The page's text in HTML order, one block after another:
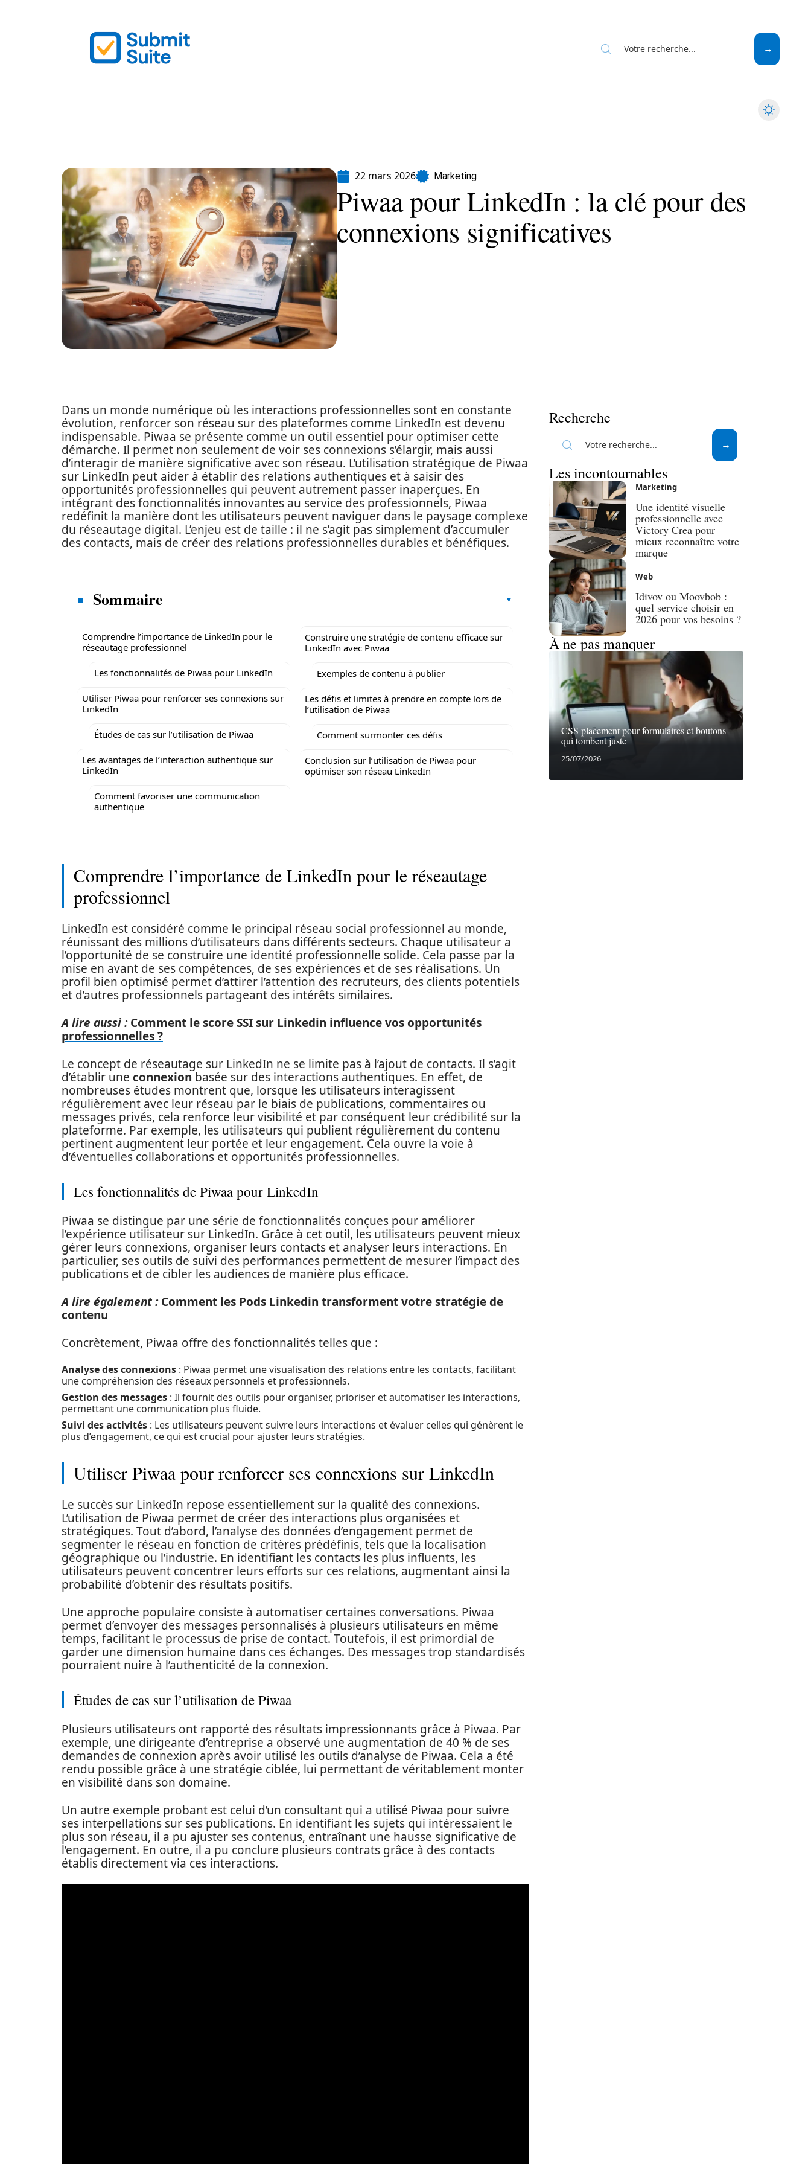
22 mars 2026 Marketing
Piwaa pour LinkedIn : la clé pour des
connexions significatives
Dans un monde numérique où les interactions professionnelles sont en constante
évolution, renforcer son réseau sur des plateformes comme LinkedIn est devenu
indispensable. Piwaa se présente comme un outil essentiel pour optimiser cette
démarche. Il permet non seulement de voir ses connexions s’élargir, mais aussi
d’interagir de manière significative avec son réseau. L’utilisation stratégique de Piwaa
sur LinkedIn peut aider à établir des relations authentiques et à saisir des
opportunités professionnelles qui peuvent autrement passer inaperçues. En
intégrant des fonctionnalités innovantes au service des professionnels, Piwaa
redéfinit la manière dont les utilisateurs peuvent naviguer dans le paysage complexe
du réseautage digital. L’enjeu est de taille : il ne s’agit pas simplement d’accumuler
des contacts, mais de créer des relations professionnelles durables et bénéfiques.
Sommaire
Comprendre l’importance de LinkedIn pour le
réseautage professionnel
Les fonctionnalités de Piwaa pour LinkedIn
Utiliser Piwaa pour renforcer ses connexions sur
LinkedIn
Études de cas sur l’utilisation de Piwaa
Les avantages de l’interaction authentique sur
LinkedIn
Comment favoriser une communication
authentique
Construire une stratégie de contenu efficace sur
LinkedIn avec Piwaa
Exemples de contenu à publier
Les défis et limites à prendre en compte lors de
l’utilisation de Piwaa
Comment surmonter ces défis
Conclusion sur l’utilisation de Piwaa pour
optimiser son réseau LinkedIn
Comprendre l’importance de LinkedIn pour le réseautage
professionnel
LinkedIn est considéré comme le principal réseau social professionnel au monde,
réunissant des millions d’utilisateurs dans différents secteurs. Chaque utilisateur a
l’opportunité de se construire une identité professionnelle solide. Cela passe par la
mise en avant de ses compétences, de ses expériences et de ses réalisations. Un
profil bien optimisé permet d’attirer l’attention des recruteurs, des clients potentiels
et d’autres professionnels partageant des intérêts similaires.
A lire aussi : Comment le score SSI sur Linkedin influence vos opportunités
professionnelles ?
Le concept de réseautage sur LinkedIn ne se limite pas à l’ajout de contacts. Il s’agit
d’établir une connexion basée sur des interactions authentiques. En effet, de
nombreuses études montrent que, lorsque les utilisateurs interagissent
régulièrement avec leur réseau par le biais de publications, commentaires ou
messages privés, cela renforce leur visibilité et par conséquent leur crédibilité sur la
plateforme. Par exemple, les utilisateurs qui publient régulièrement du contenu
pertinent augmentent leur portée et leur engagement. Cela ouvre la voie à
d’éventuelles collaborations et opportunités professionnelles.
Les fonctionnalités de Piwaa pour LinkedIn
Piwaa se distingue par une série de fonctionnalités conçues pour améliorer
l’expérience utilisateur sur LinkedIn. Grâce à cet outil, les utilisateurs peuvent mieux
gérer leurs connexions, organiser leurs contacts et analyser leurs interactions. En
particulier, ses outils de suivi des performances permettent de mesurer l’impact des
publications et de cibler les audiences de manière plus efficace.
A lire également : Comment les Pods Linkedin transforment votre stratégie de
contenu
Concrètement, Piwaa offre des fonctionnalités telles que :
Analyse des connexions : Piwaa permet une visualisation des relations entre les contacts, facilitant
une compréhension des réseaux personnels et professionnels.
Gestion des messages : Il fournit des outils pour organiser, prioriser et automatiser les interactions,
permettant une communication plus fluide.
Suivi des activités : Les utilisateurs peuvent suivre leurs interactions et évaluer celles qui génèrent le
plus d’engagement, ce qui est crucial pour ajuster leurs stratégies.
Utiliser Piwaa pour renforcer ses connexions sur LinkedIn
Le succès sur LinkedIn repose essentiellement sur la qualité des connexions.
L’utilisation de Piwaa permet de créer des interactions plus organisées et
stratégiques. Tout d’abord, l’analyse des données d’engagement permet de
segmenter le réseau en fonction de critères prédéfinis, tels que la localisation
géographique ou l’industrie. En identifiant les contacts les plus influents, les
utilisateurs peuvent concentrer leurs efforts sur ces relations, augmentant ainsi la
probabilité d’obtenir des résultats positifs.
Une approche populaire consiste à automatiser certaines conversations. Piwaa
permet d’envoyer des messages personnalisés à plusieurs utilisateurs en même
temps, facilitant le processus de prise de contact. Toutefois, il est primordial de
garder une dimension humaine dans ces échanges. Des messages trop standardisés
pourraient nuire à l’authenticité de la connexion.
Études de cas sur l’utilisation de Piwaa
Plusieurs utilisateurs ont rapporté des résultats impressionnants grâce à Piwaa. Par
exemple, une dirigeante d’entreprise a observé une augmentation de 40 % de ses
demandes de connexion après avoir utilisé les outils d’analyse de Piwaa. Cela a été
rendu possible grâce à une stratégie ciblée, lui permettant de véritablement monter
en visibilité dans son domaine.
Un autre exemple probant est celui d’un consultant qui a utilisé Piwaa pour suivre
ses interpellations sur ses publications. En identifiant les sujets qui intéressaient le
plus son réseau, il a pu ajuster ses contenus, entraînant une hausse significative de
l’engagement. En outre, il a pu conclure plusieurs contrats grâce à des contacts
établis directement via ces interactions.
Recherche
Les incontournables
Marketing
Une identité visuelle
professionnelle avec
Victory Crea pour
mieux reconnaître votre
marque
Web
Idivov ou Moovbob :
quel service choisir en
2026 pour vos besoins ?
À ne pas manquer
CSS placement pour formulaires et boutons
qui tombent juste
25/07/2026